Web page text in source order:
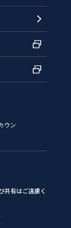
ウン
共有はご遠慮く